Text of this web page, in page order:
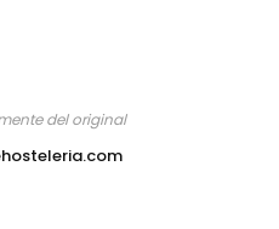
del original